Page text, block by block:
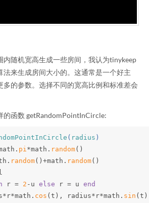
内随机宽高生成一些房间，我认为tinykeep
法来生成房间大小的。这通常是一个好主
多的参数。选择不同的宽高比例和标准差会
的函数 getRandomPointInCircle:
( radius )
pi*math. random()
random()+math. random()
r = 2 -u else r = u end
cos (t), radius*r*math. sin (t)